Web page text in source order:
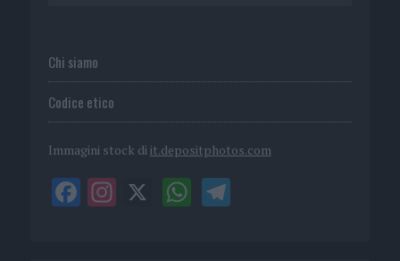
Chi siamo
Codice etico
Immagini stock di it.depositphotos.com